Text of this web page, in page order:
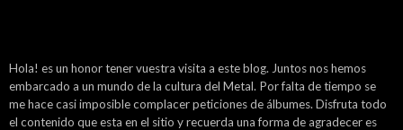
Hola! es un honor tener vuestra visita a este blog. Juntos nos hemos
embarcado a un mundo de la cultura del Metal. Por falta de tiempo se
me hace casi imposible complacer peticiones de álbumes. Disfruta todo
el contenido que esta en el sitio y recuerda una forma de agradecer es